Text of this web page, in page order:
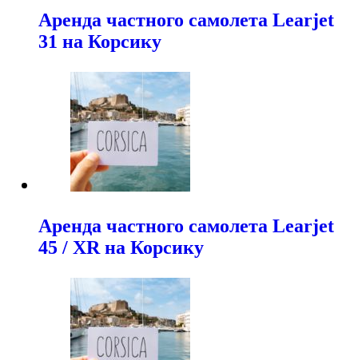
Аренда частного самолета Learjet
31 на Корсику
Аренда частного самолета Learjet
45 / XR на Корсику